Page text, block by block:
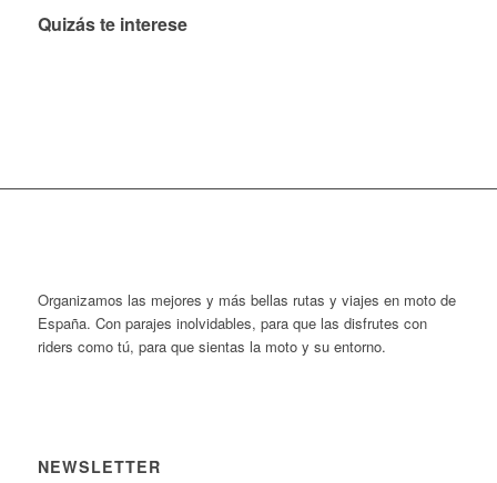
Quizás te interese
Organizamos las mejores y más bellas rutas y viajes en moto de
España. Con parajes inolvidables, para que las disfrutes con
riders como tú, para que sientas la moto y su entorno.
NEWSLETTER